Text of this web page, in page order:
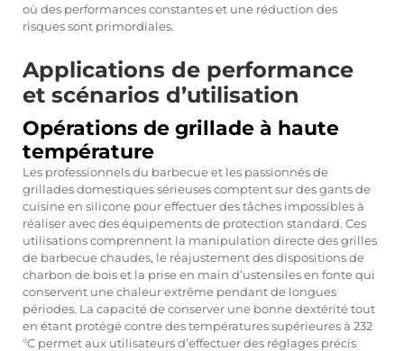
où des performances constantes et une réduction des
risques sont primordiales.
Applications de performance
et scénarios d’utilisation
Opérations de grillade à haute
température
Les professionnels du barbecue et les passionnés de
grillades domestiques sérieuses comptent sur des gants de
cuisine en silicone pour effectuer des tâches impossibles à
réaliser avec des équipements de protection standard. Ces
utilisations comprennent la manipulation directe des grilles
de barbecue chaudes, le réajustement des dispositions de
charbon de bois et la prise en main d’ustensiles en fonte qui
conservent une chaleur extrême pendant de longues
périodes. La capacité de conserver une bonne dextérité tout
en étant protégé contre des températures supérieures à 232
°C permet aux utilisateurs d’effectuer des réglages précis